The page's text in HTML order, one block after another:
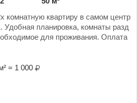
комнатную квартиру в самом центр
Удобная планировка, комнаты разд
для проживания. Оплата
= 1 000